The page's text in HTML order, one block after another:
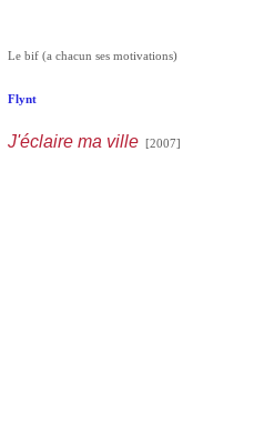
Le bif (a chacun ses motivations)
Flynt
J'éclaire ma ville[2007]